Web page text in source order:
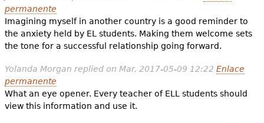
permanente
Imagining myself in another country is a good reminder to
the anxiety held by EL students. Making them welcome sets
the tone for a successful relationship going forward.
Yolanda Morgan replied on Mar, 2017-05-09 12:22 Enlace
permanente
What an eye opener. Every teacher of ELL students should
view this information and use it.